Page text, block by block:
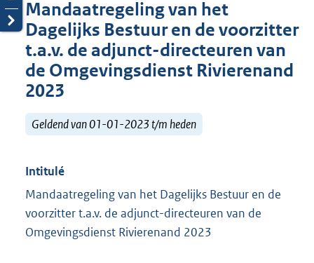
Mandaatregeling van het
Dagelijks Bestuur en de voorzitter
t.a.v. de adjunct-directeuren van
de Omgevingsdienst Rivierenand
2023
Geldend van 01-01-2023 t/m heden
Intitulé
Mandaatregeling van het Dagelijks Bestuur en de
voorzitter t.a.v. de adjunct-directeuren van de
Omgevingsdienst Rivierenand 2023